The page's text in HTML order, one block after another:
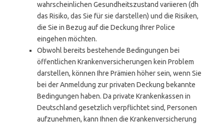
wahrscheinlichen Gesundheitszustand variieren (dh
das Risiko, das Sie für sie darstellen) und die Risiken,
die Sie in Bezug auf die Deckung Ihrer Police
eingehen möchten.
Obwohl bereits bestehende Bedingungen bei
öffentlichen Krankenversicherungen kein Problem
darstellen, können Ihre Prämien höher sein, wenn Sie
bei der Anmeldung zur privaten Deckung bekannte
Bedingungen haben. Da private Krankenkassen in
Deutschland gesetzlich verpflichtet sind, Personen
aufzunehmen, kann Ihnen die Krankenversicherung